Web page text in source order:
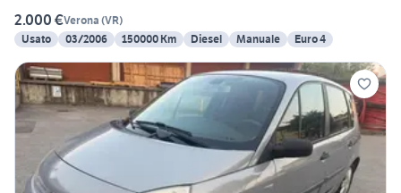
2.000 €Verona (VR)
Usato
03/2006 150000 Km Diesel Manuale Euro 4